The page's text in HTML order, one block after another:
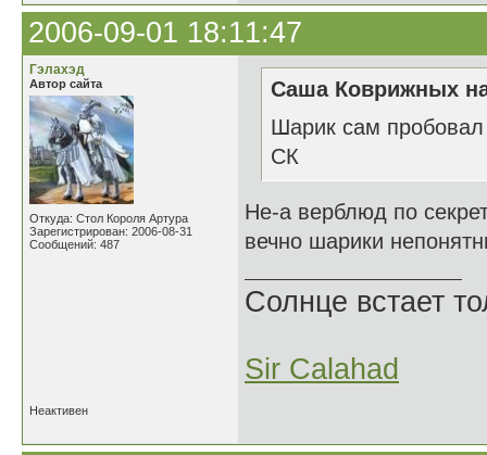
2006-09-01 18:11:47
Гэлахэд
Автор сайта
Откуда: Стол Короля Артура
Зарегистрирован: 2006-08-31
Сообщений: 487
Саша Коврижных
Шарик сам пробовал
СК
Не-а верблюд по
вечно шарики
Солнце встает
Sir Calahad
Неактивен